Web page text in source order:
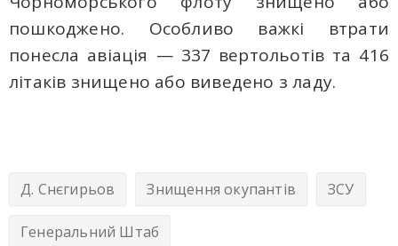
пошкоджено. Особливо важкі втрати
понесла авіація — 337 вертольотів та 416
літаків знищено або виведено з ладу.
Д. Снєгирьов Знищення окупантів ЗСУ
Генеральний Штаб